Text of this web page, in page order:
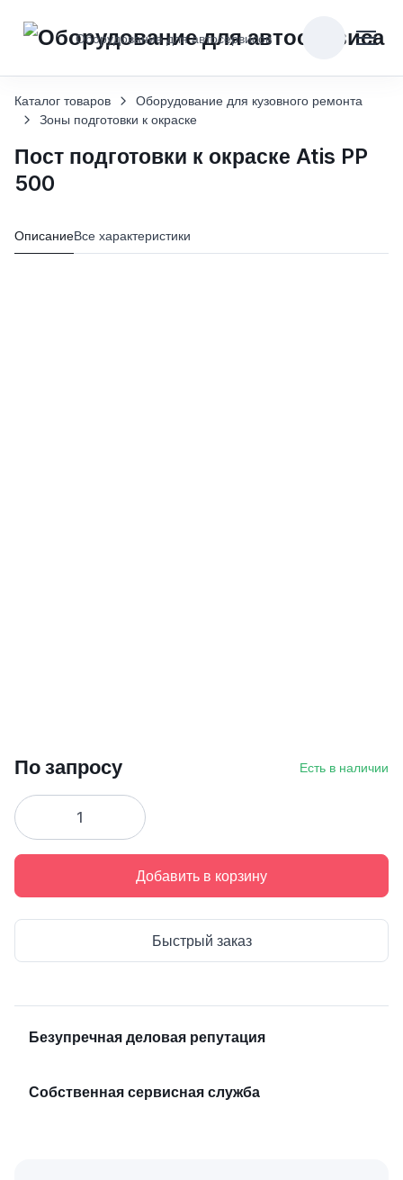
Оборудование для автосервисов
Каталог товаров
Оборудование для кузовного ремонта
Зоны подготовки к окраске
Пост подготовки к окраске Atis PP
500
ОписаниеВсе характеристики
По запросу Есть в наличии
Добавить в корзину
Быстрый заказ
Безупречная деловая репутация
Собственная сервисная служба